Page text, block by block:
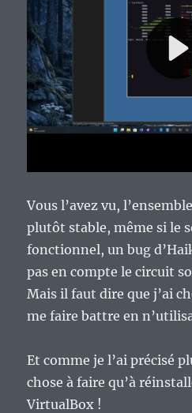
Vous l’avez vu,
plutôt stable, même si le
fonctionnel, un bug
pas en compte le circuit
Mais il faut dire que j’ai
me faire battre en
Et comme je l’ai précisé
chose à faire qu’à
VirtualBox !